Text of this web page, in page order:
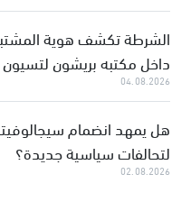
الشرطة تكشف هوية
داخل مكتبه بريشون لتسيون
04.08.2026
هل يمهد انضمام
لتحالفات سياسية جديدة؟
02.08.2026